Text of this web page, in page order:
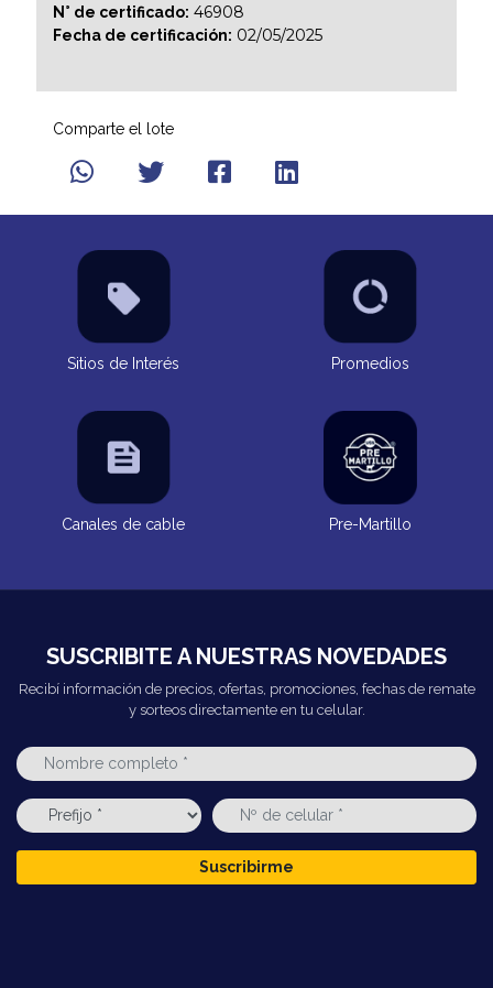
N° de certificado: 46908
Fecha de certificación: 02/05/2025
Comparte el lote
Sitios de Interés Promedios
Canales de cable Pre-Martillo
SUSCRIBITE A NUESTRAS NOVEDADES
Recibí información de precios, ofertas, promociones, fechas de remate
y sorteos directamente en tu celular.
Suscribirme